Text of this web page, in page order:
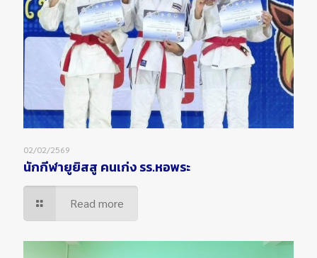
02/02/2569
นักกีฬายูยิสสู คนเก่ง รร.หอพระ
Read more